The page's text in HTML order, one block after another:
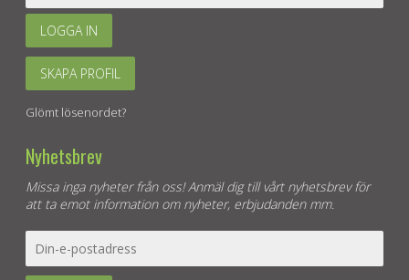
LOGGA IN
SKAPA PROFIL
Glömt lösenordet?
Nyhetsbrev
Missa inga nyheter från oss! Anmäl dig till vårt nyhetsbrev för
att ta emot information om nyheter, erbjudanden mm.